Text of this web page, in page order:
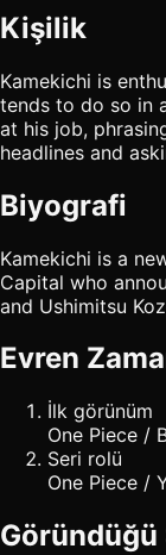
Kişilik
Kamekichi is
tends to do so in
at his job,
headlines and
Biyografi
Kamekichi is a
Capital who
and Ushimitsu
Evren
İlk görünüm
One Piece /
Seri rolü
One Piece /